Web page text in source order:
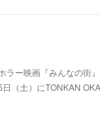
ラー映画『みんなの街
（土）にTONKAN